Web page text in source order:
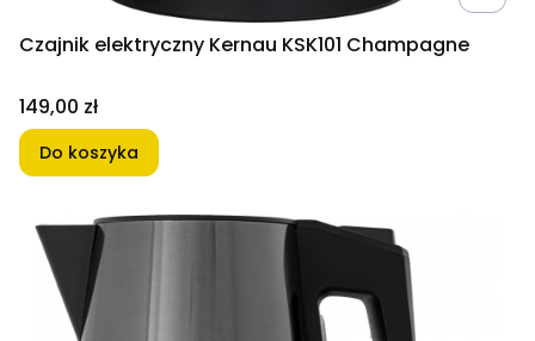
Czajnik elektryczny Kernau KSK101 Champagne
Cena
149,00 zł
Do koszyka